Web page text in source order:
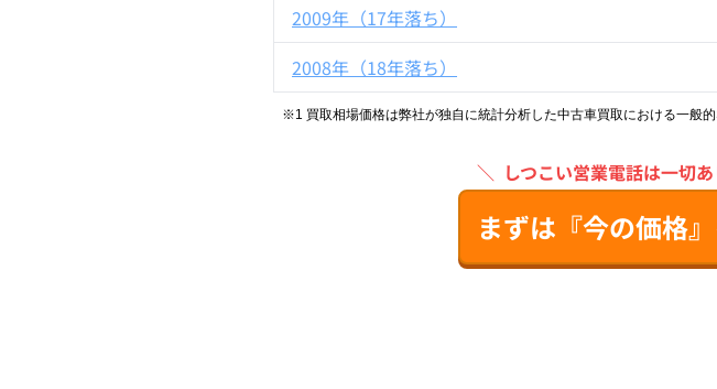
2009年（17年落ち）
2008年（18年落ち）
※1 買取相場価格は弊社が独自に統計分析した中古車買取における一般
＼ しつこい営業電話は一切あ
まずは『今の価格